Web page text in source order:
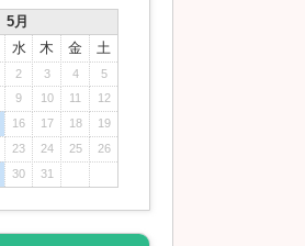
5月
水 木 金 土
2 3 4
5
9 10 11
12
16 17 18
19
23 24 25
26
30 31